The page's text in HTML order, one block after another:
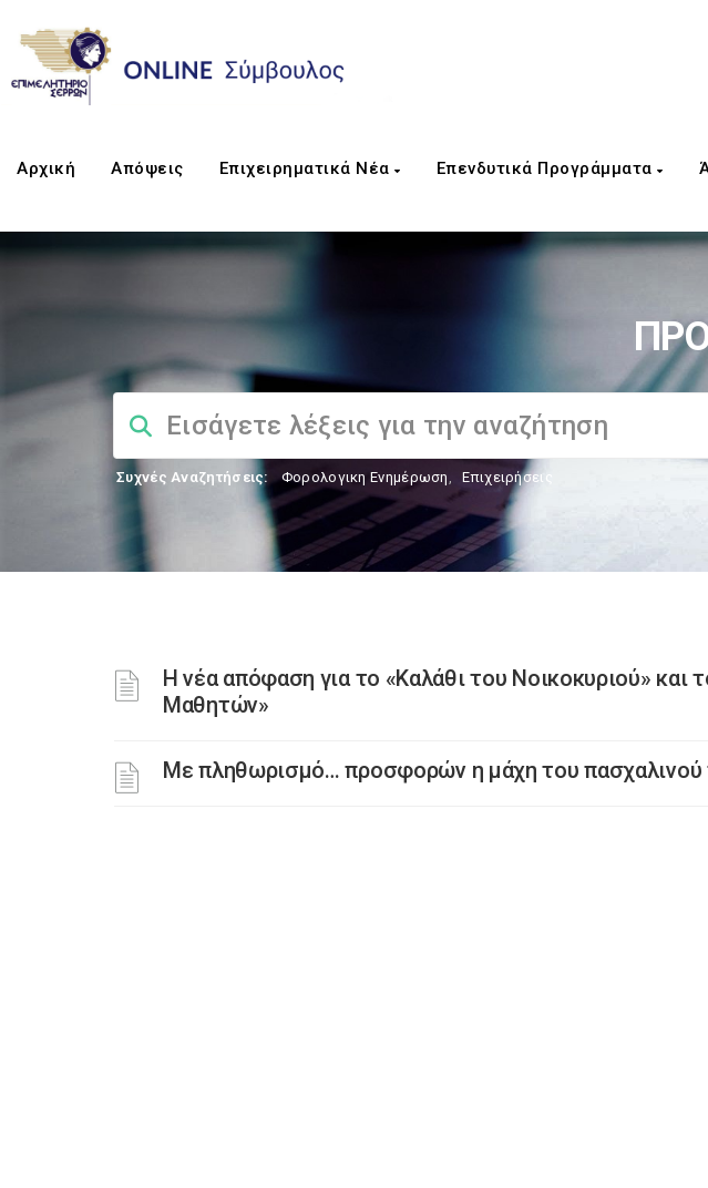
Αρχική Απόψεις Επιχειρηματικά Νέα Επενδυτικά Προγράμματα
Συχνές Αναζητήσεις: Φορολογικη Ενημέρωση, Επιχειρήσεις
Η νέα απόφαση για το «Καλάθι του Νοικοκυριού» και
Μαθητών»
Με πληθωρισμό… προσφορών η μάχη του πασχαλινού